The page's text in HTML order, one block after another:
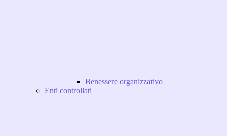
Benessere organizzativo
Enti controllati